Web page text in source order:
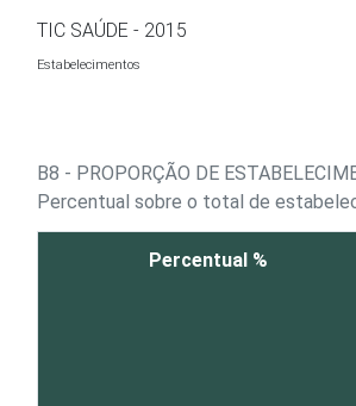
Ir para o conteúdo
TIC SAÚDE - 2015
Estabelecimentos
B8 - PROPORÇÃO DE
Percentual sobre o total de
Percentual %